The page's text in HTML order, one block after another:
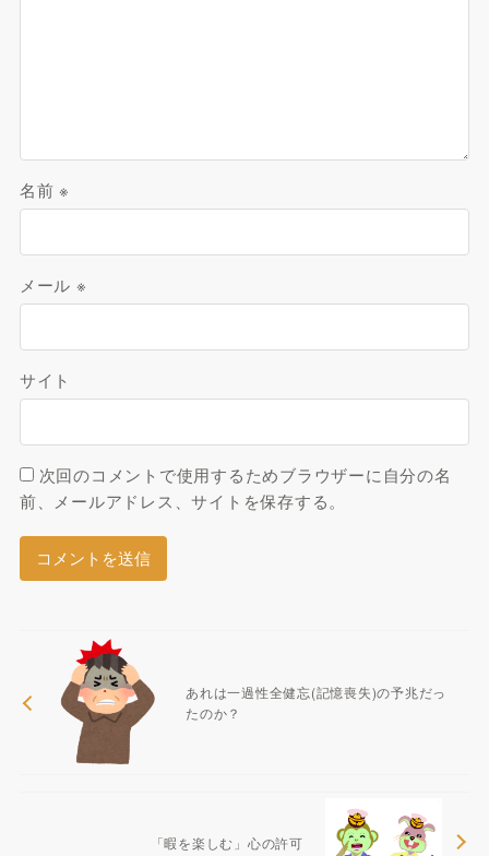
名前※
メール ※
サイト
次回のコメントで使用するためブラウザーに自分の名
前、メールアドレス、サイトを保存する。
あれは一過性全健忘(記憶喪失)の予兆だっ
たのか？
「暇を楽しむ」心の許可